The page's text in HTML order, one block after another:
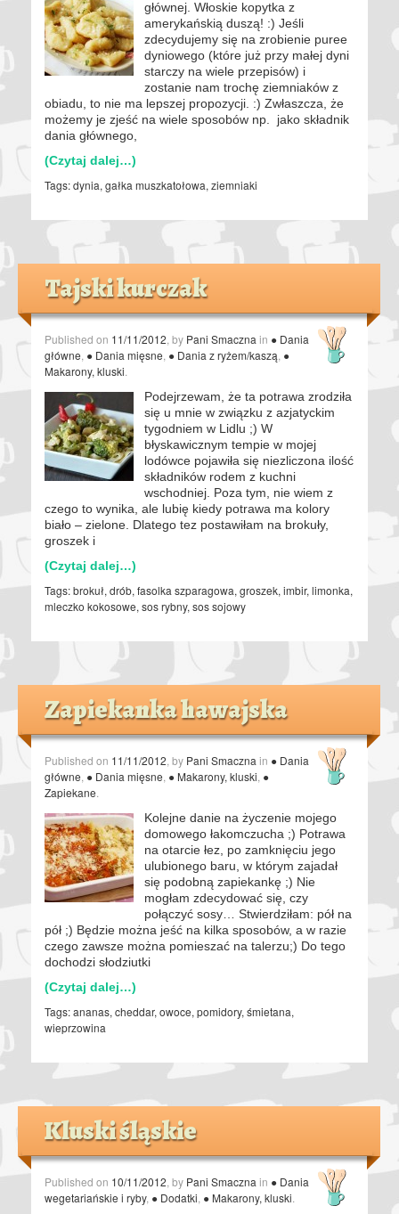
głównej. Włoskie kopytka z
amerykańskią duszą! :) Jeśli
zdecydujemy się na zrobienie puree
dyniowego (które już przy małej dyni
starczy na wiele przepisów) i
zostanie nam trochę ziemniaków z
obiadu, to nie ma lepszej propozycji. :) Zwłaszcza, że
możemy je zjeść na wiele sposobów np. jako składnik
dania głównego,
(Czytaj dalej…)
Tags:dynia, gałka muszkatołowa, ziemniaki
Tajski kurczak
Published on 11/11/2012 , by Pani Smaczna in ● Dania
główne ● Dania mięsne ● Dania z ryżem/kaszą ●
Makarony, kluski
Podejrzewam, że ta potrawa zrodziła
się u mnie w związku z azjatyckim
tygodniem w Lidlu ;) W
błyskawicznym tempie w mojej
lodówce pojawiła się niezliczona ilość
składników rodem z kuchni
wschodniej. Poza tym, nie wiem z
czego to wynika, ale lubię kiedy potrawa ma kolory
biało – zielone. Dlatego tez postawiłam na brokuły,
groszek i
(Czytaj dalej…)
Tags:brokuł, drób, fasolka szparagowa, groszek, imbir, limonka,
mleczko kokosowe, sos rybny, sos sojowy
Zapiekanka hawajska
Published on 11/11/2012 , by Pani Smaczna in ● Dania
główne ● Dania mięsne ● Makarony, kluski ●
Zapiekane
Kolejne danie na życzenie mojego
domowego łakomczucha ;) Potrawa
na otarcie łez, po zamknięciu jego
ulubionego baru, w którym zajadał
się podobną zapiekankę ;) Nie
mogłam zdecydować się, czy
połączyć sosy… Stwierdziłam: pół na
pół ;) Będzie można jeść na kilka sposobów, a w razie
czego zawsze można pomieszać na talerzu;) Do tego
dochodzi słodziutki
(Czytaj dalej…)
Tags:ananas, cheddar, owoce, pomidory, śmietana,
wieprzowina
Kluski śląskie
Published on 10/11/2012 , by Pani Smaczna in ● Dania
wegetariańskie i ryby, ● Dodatki ● Makarony, kluski